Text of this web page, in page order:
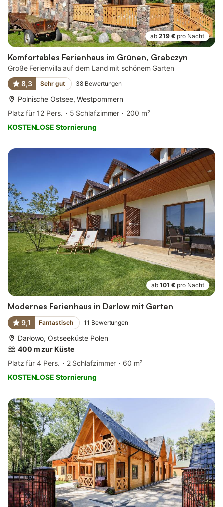
ab 219 € pro Nacht
Komfortables Ferienhaus im Grünen, Grabczyn
Große Ferienvilla auf dem Land mit schönem Garten
8,3
Sehr gut 38 Bewertungen
Polnische Ostsee, Westpommern
Platz für 12 Pers.
5 Schlafzimmer
200 m²
KOSTENLOSE Stornierung
ab 101 € pro Nacht
Modernes Ferienhaus in Darlow mit Garten
9,1 Fantastisch 11 Bewertungen
Darłowo, Ostseeküste Polen
400 m zur Küste
Platz für 4 Pers.
2 Schlafzimmer
60 m²
KOSTENLOSE Stornierung